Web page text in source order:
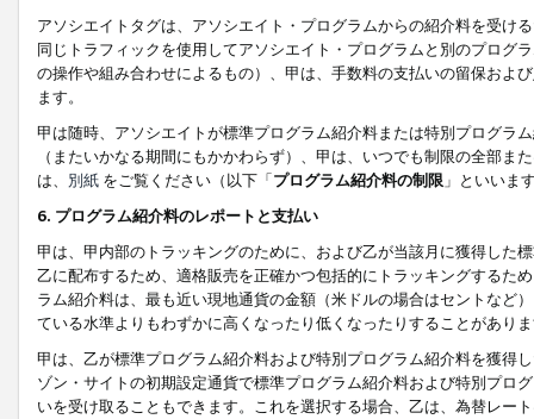
アソシエイトタグは、アソシエイト・プログラムからの紹介料を受け
同じトラフィックを使用してアソシエイト・プログラムと別のプログ
の操作や組み合わせによるもの）、甲は、手数料の支払いの留保およ
ます。
甲は随時、アソシエイトが標準プログラム紹介料または特別プログラ
（またいかなる期間にもかかわらず）、甲は、いつでも制限の全部
は、 別紙 をご覧ください（以下「プログラム紹介料の制限 」といいま
6. プログラム紹介料のレポートと支払い
甲は、甲内部のトラッキングのために、および乙が当該月に獲得した
乙に配布するため、適格販売を正確かつ包括的にトラッキングするた
ラム紹介料は、最も近い現地通貨の金額（米ドルの場合はセントなど
ている水準よりもわずかに高くなったり低くなったりすることがあり
甲は、乙が標準プログラム紹介料および特別プログラム紹介料を獲得
ゾン・サイトの初期設定通貨で標準プログラム紹介料および特別プロ
いを受け取ることもできます。これを選択する場合、乙は、為替レー